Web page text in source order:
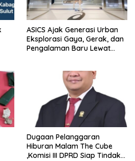
ASICS Ajak Generasi Urban
Eksplorasi Gaya, Gerak, dan
Pengalaman Baru Lewat
Dugaan Pelanggaran
Hiburan Malam The Cube
,Komisi III DPRD Siap Tindak